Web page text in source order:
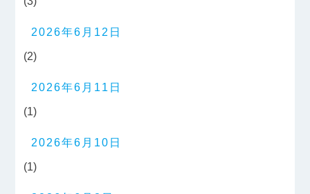
2026年6月12日
(2)
2026年6月11日
(1)
2026年6月10日
(1)